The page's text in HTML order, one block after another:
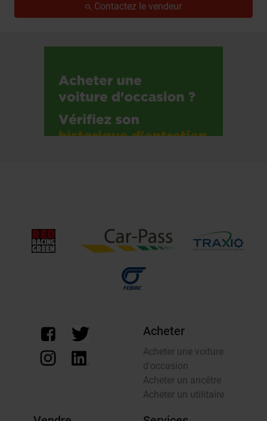
Contactez le vendeur
Acheter
Acheter une voiture
d'occasion
Acheter un ancêtre
Acheter un utilitaire